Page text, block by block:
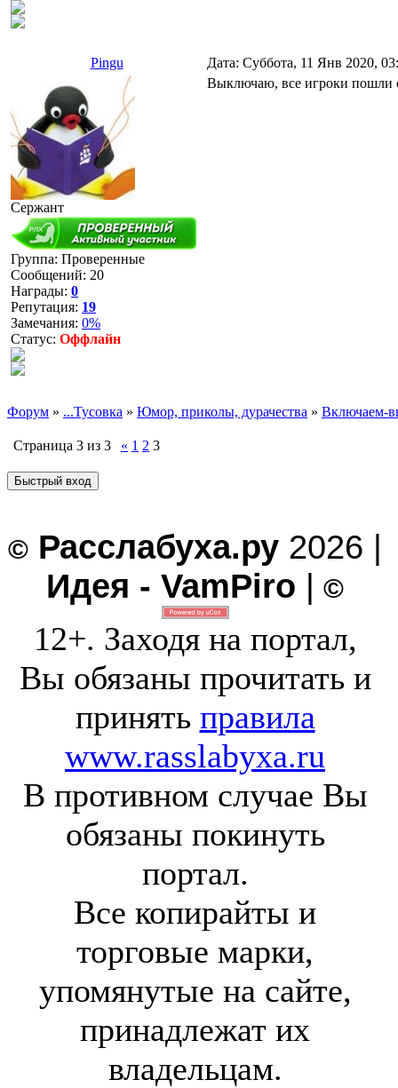
Pingu Дата: Суббота, 11 Янв 2020,
Сержант
Группа: Проверенные
Сообщений: 20
Награды: 0
Репутация: 19
Замечания: 0%
Статус: Оффлайн
Выключаю, все игроки пошли
Форум » ...Тусовка » Юмор, приколы, дурачества » Включаем-
Страница 3 из 3 « 1 2 3
© Расслабуха.ру 2026 |
Идея - VamPiro | ©
12+. Заходя на портал,
Вы обязаны прочитать и
принять правила
www.rasslabyxa.ru
В противном случае Вы
обязаны покинуть
портал.
Все копирайты и
торговые марки,
упомянутые на сайте,
принадлежат их
владельцам.